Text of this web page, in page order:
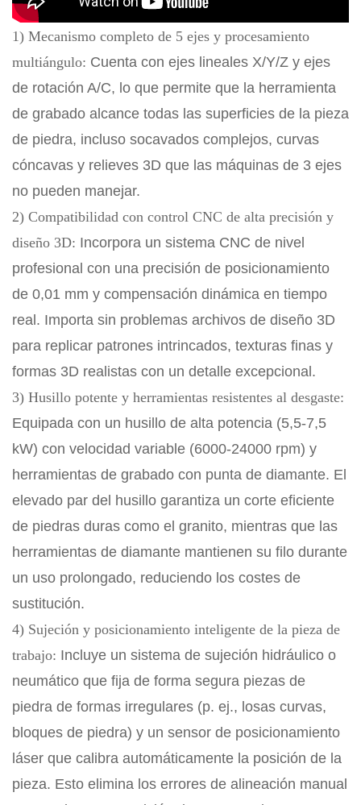
1) Mecanismo completo de 5 ejes y procesamiento
multiángulo: Cuenta con ejes lineales X/Y/Z y ejes
de rotación A/C, lo que permite que la herramienta
de grabado alcance todas las superficies de la pieza
de piedra, incluso socavados complejos, curvas
cóncavas y relieves 3D que las máquinas de 3 ejes
no pueden manejar.
2) Compatibilidad con control CNC de alta precisión y
diseño 3D: Incorpora un sistema CNC de nivel
profesional con una precisión de posicionamiento
de 0,01 mm y compensación dinámica en tiempo
real. Importa sin problemas archivos de diseño 3D
para replicar patrones intrincados, texturas finas y
formas 3D realistas con un detalle excepcional.
3) Husillo potente y herramientas resistentes al desgaste:
Equipada con un husillo de alta potencia (5,5-7,5
kW) con velocidad variable (6000-24000 rpm) y
herramientas de grabado con punta de diamante. El
elevado par del husillo garantiza un corte eficiente
de piedras duras como el granito, mientras que las
herramientas de diamante mantienen su filo durante
un uso prolongado, reduciendo los costes de
sustitución.
4) Sujeción y posicionamiento inteligente de la pieza de
trabajo: Incluye un sistema de sujeción hidráulico o
neumático que fija de forma segura piezas de
piedra de formas irregulares (p. ej., losas curvas,
bloques de piedra) y un sensor de posicionamiento
láser que calibra automáticamente la posición de la
pieza. Esto elimina los errores de alineación manual